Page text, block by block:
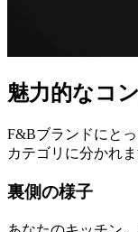
魅力的なコ
F&Bブランドにと
カテゴリに分かれま
裏側の様子